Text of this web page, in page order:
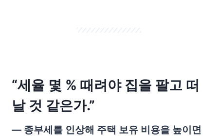
“세율 몇 % 때려야 집을 팔고 떠
날 것 같은가.”
— 종부세를 인상해 주택 보유 비용을 높이면